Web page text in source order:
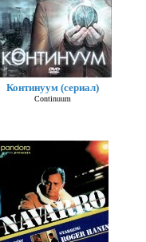
Континуум (сериал)
Continuum